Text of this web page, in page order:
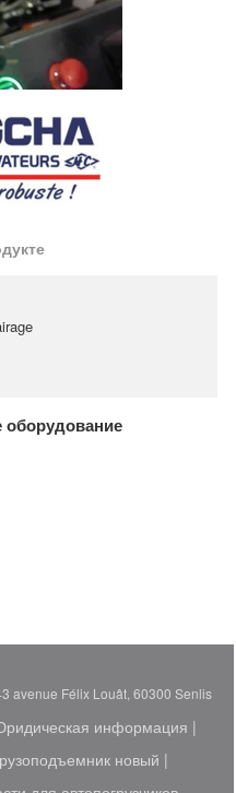
оборудование
avenue Félix Louât, 60300 Senlis
информация |
новый |